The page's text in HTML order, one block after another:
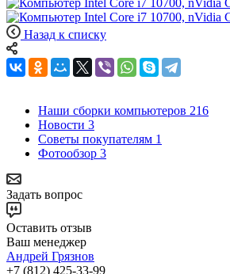
Назад к списку
Наши сборки компьютеров 216
Новости 3
Советы покупателям 1
Фотообзор 3
Задать вопрос
Оставить отзыв
Ваш менеджер
Андрей Грязнов
+7 (812) 425-33-99